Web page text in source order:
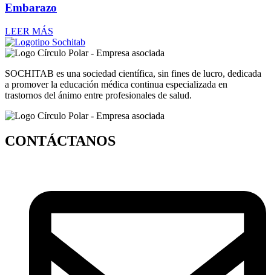
Embarazo
LEER MÁS
SOCHITAB es una sociedad científica, sin fines de lucro, dedicada
a promover la educación médica continua especializada en
trastornos del ánimo entre profesionales de salud.
CONTÁCTANOS